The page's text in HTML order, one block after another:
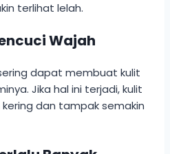
terlihat lelah.
Wajah
dapat membuat kulit
Jika hal ini terjadi, kulit
dan tampak semakin